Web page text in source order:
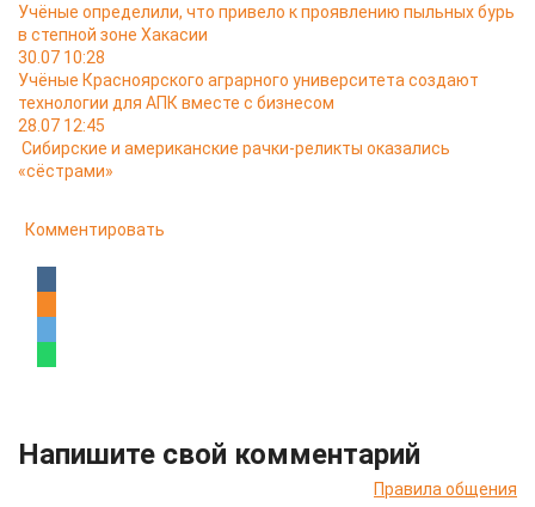
Учёные определили, что привело к проявлению пыльных бурь
в степной зоне Хакасии
30.07 10:28
Учёные Красноярского аграрного университета создают
технологии для АПК вместе с бизнесом
28.07 12:45
Сибирские и американские рачки-реликты оказались
«сёстрами»
Комментировать
Напишите свой комментарий
Правила общения